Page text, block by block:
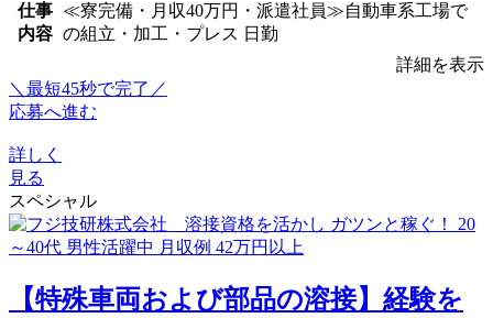
仕事
内容
≪寮完備・月収40万円・派遣社員≫自動車系工場で
の組立・加工・プレス 日勤
詳細を表示
＼最短45秒で完了／
応募へ進む
詳しく
見る
スペシャル
【特殊車両および部品の溶接】経験を